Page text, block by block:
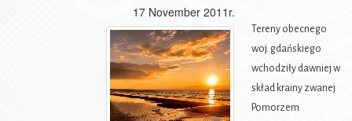
gdańskiego
17 November 2011r.
Tereny obecnego
woj. gdańskiego
wchodziły dawniej w
skład krainy zwanej
Pomorzem